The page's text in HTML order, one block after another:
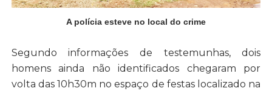
A polícia esteve no local do crime
Segundo informações de testemunhas, dois
homens ainda não identificados chegaram por
volta das 10h30m no espaço de festas localizado na